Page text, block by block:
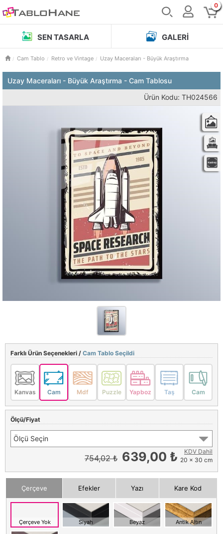
0
SEN TASARLA GALERI
Cam Tablo Retro ve Vintage Uzay Maceraları - Büyük Araştırma
Uzay Maceraları - Büyük Araştırma - Cam Tablosu
Ürün Kodu: TH024566
Farklı Ürün Seçenekleri / Cam Tablo Seçildi
Kanvas Cam Mdf Puzzle Yapboz Taş Cam
Ölçü/Fiyat
Ölçü Seçin
754,02 ₺ 639,00 ₺
KDV Dahil
20 x 30 cm
Çerçeve Efekler Yazı Kare Kod
Çerçeve Yok Siyah Beyaz Antik Altın